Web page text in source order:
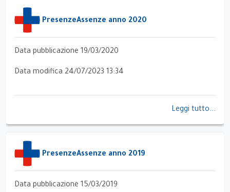
PresenzeAssenze anno 2020
Data pubblicazione 19/03/2020
Data modifica 24/07/2023 13:34
Leggi tutto...
PresenzeAssenze anno 2019
Data pubblicazione 15/03/2019